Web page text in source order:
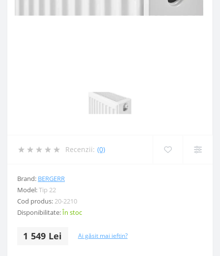
Recenzii: (0)
Brand: BERGERR
Model:Tip 22
Cod produs: 20-2210
Disponibilitate:În stoc
1 549 Lei Ai găsit mai ieftin?